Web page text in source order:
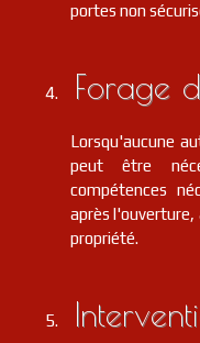
portes non
Forage
Lorsqu'aucune
peut être
compétences
après l'ouverture,
propriété.